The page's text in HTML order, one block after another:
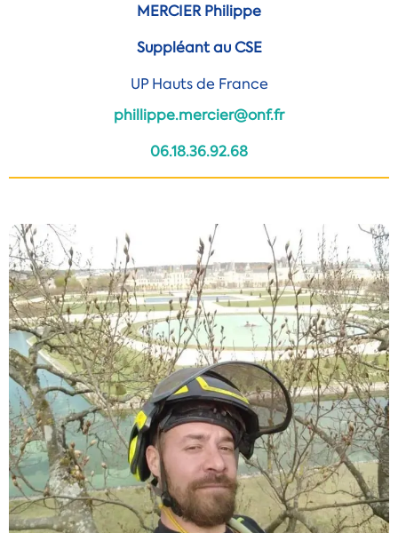
MERCIER Philippe
Suppléant au CSE
UP Hauts de France
phillippe.mercier@onf.fr
06.18.36.92.68